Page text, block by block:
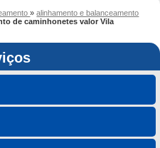
»alinhamento e balanceamento
de caminhonetes valor Vila